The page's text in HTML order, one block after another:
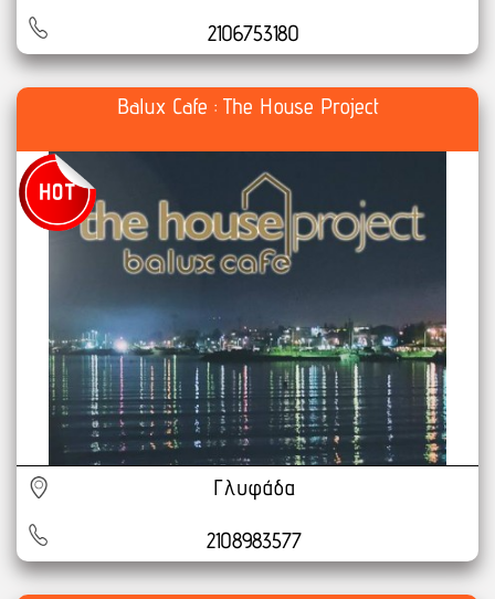
2106753180
Balux Cafe : The House Project
Γλυφάδα
2108983577